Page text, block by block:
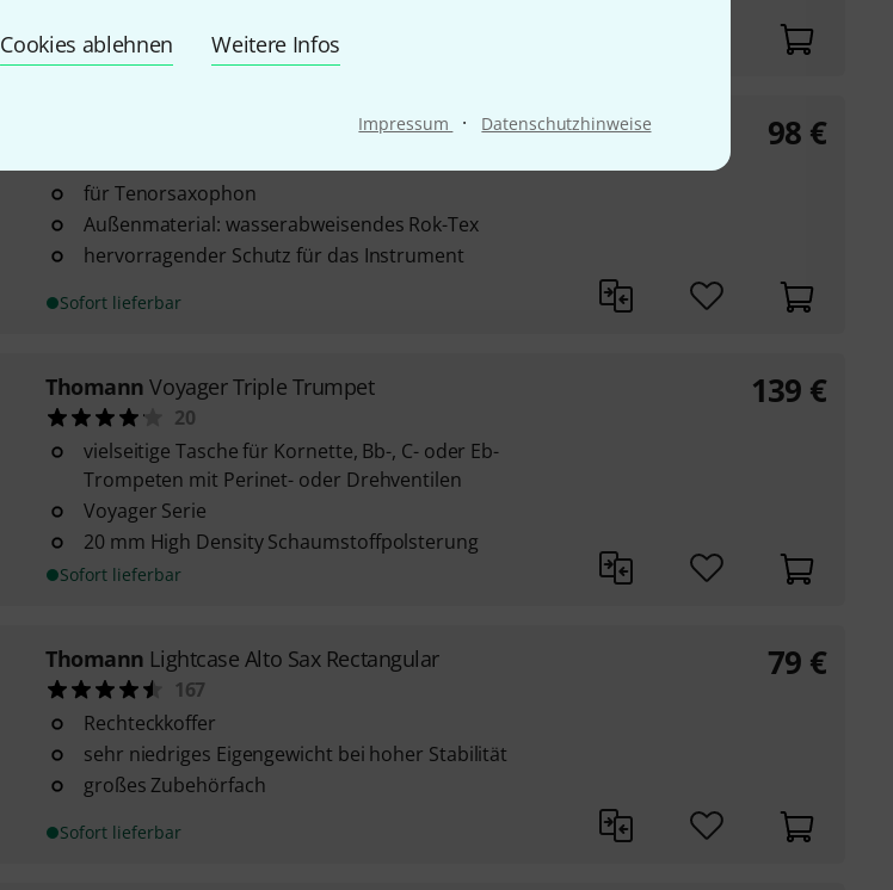
Cookies ablehnen Weitere Infos
Impressum · Datenschutzhinweise
Sofort lieferbar
Trekking Case Tenor Sax W
für Tenorsaxophon
Außenmaterial: wasserabweisendes Rok-Tex
hervorragender Schutz für das Instrument
Sofort lieferbar
98 €
Thomann Voyager Triple Trumpet
20
vielseitige Tasche für Kornette, Bb-, C- oder Eb-
Trompeten mit Perinet- oder Drehventilen
Voyager Serie
20 mm High Density Schaumstoffpolsterung
Sofort lieferbar
139 €
Thomann Lightcase Alto Sax Rectangular
167
Rechteckkoffer
sehr niedriges Eigengewicht bei hoher Stabilität
großes Zubehörfach
Sofort lieferbar
79 €